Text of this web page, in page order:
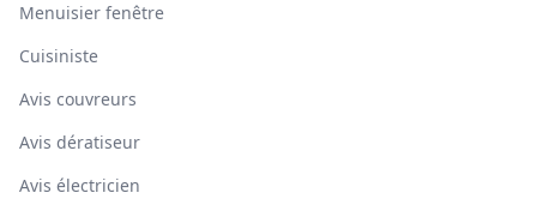
Menuisier fenêtre
Cuisiniste
Avis couvreurs
Avis dératiseur
Avis électricien